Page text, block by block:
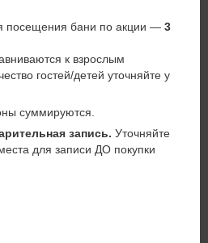
посещения бани по акции — 3
к взрослым
гостей/детей уточняйте у
суммируются.
запись. Уточняйте
для записи ДО покупки